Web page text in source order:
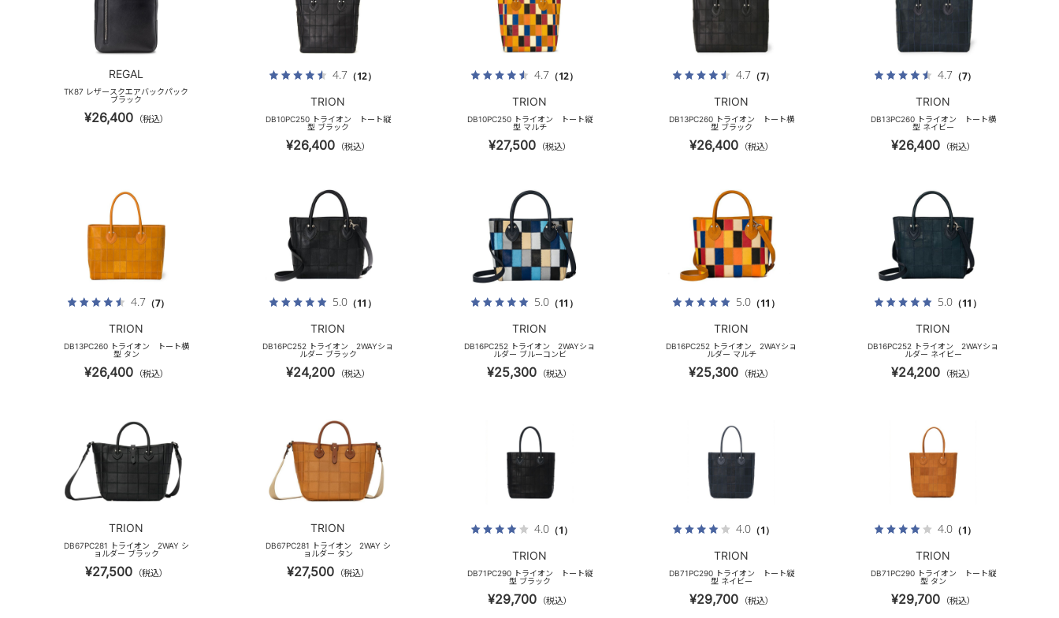
REGAL
TK87 レザースクエアバックパック
ブラック
¥26,400 （税込）
4.7（12）
TRION
DB10PC250 トライオン トート縦
型 ブラック
¥26,400 （税込）
4.7（12）
TRION
DB10PC250 トライオン トート縦
型 マルチ
¥27,500 （税込）
4.7（7）
TRION
DB13PC260 トライオン トート横
型 ブラック
¥26,400 （税込）
4.7（7）
TRION
DB13PC260 トライオン トート横
型 ネイビー
¥26,400 （税込）
4.7（7）
TRION
DB13PC260 トライオン トート横
型 タン
¥26,400 （税込）
5.0（11）
TRION
DB16PC252 トライオン 2WAYショ
ルダー ブラック
¥24,200 （税込）
5.0（11）
TRION
DB16PC252 トライオン 2WAYショ
ルダー ブルーコンビ
¥25,300 （税込）
5.0（11）
TRION
DB16PC252 トライオン 2WAYショ
ルダー マルチ
¥25,300 （税込）
5.0（11）
TRION
DB16PC252 トライオン 2WAYショ
ルダー ネイビー
¥24,200 （税込）
TRION
DB67PC281 トライオン 2WAY シ
ョルダー ブラック
¥27,500 （税込）
TRION
DB67PC281 トライオン 2WAY シ
ョルダー タン
¥27,500 （税込）
4.0（1）
TRION
DB71PC290 トライオン トート縦
型 ブラック
¥29,700 （税込）
4.0（1）
TRION
DB71PC290 トライオン トート縦
型 ネイビー
¥29,700 （税込）
4.0（1）
TRION
DB71PC290 トライオン トート縦
型 タン
¥29,700 （税込）